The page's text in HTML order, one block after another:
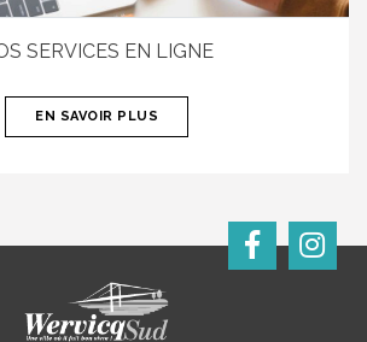
SERVICES EN LIGNE
EN SAVOIR PLUS